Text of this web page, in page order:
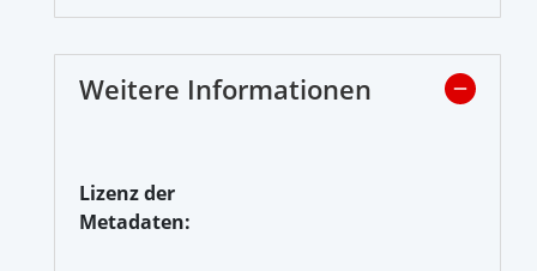
Weitere Informationen
Lizenz der
Metadaten: